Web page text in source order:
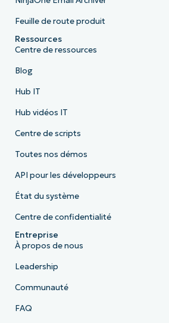
Feuille de route produit
Ressources
Centre de ressources
Blog
Hub IT
Hub vidéos IT
Centre de scripts
Toutes nos démos
API pour les développeurs
État du système
Centre de confidentialité
Entreprise
À propos de nous
Leadership
Communauté
FAQ